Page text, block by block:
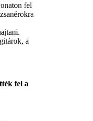
fel
a
fel a